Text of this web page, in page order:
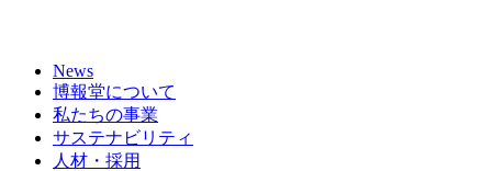
News
博報堂について
私たちの事業
サステナビリティ
人材・採用